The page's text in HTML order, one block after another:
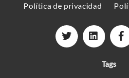
Política de privacidad
Tags